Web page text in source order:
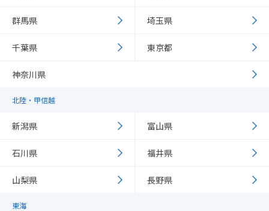
群馬県 埼玉県
千葉県 東京都
神奈川県
北陸・甲信越
新潟県 富山県
石川県 福井県
山梨県 長野県
東海